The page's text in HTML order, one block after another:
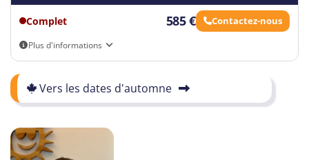
Complet 585 € Contactez-nous
Plus d'informations
Vers les dates d'automne